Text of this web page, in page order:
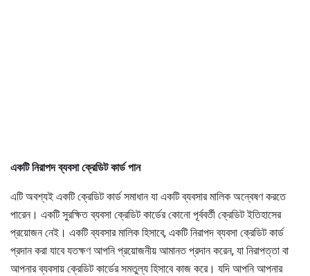
একটি নিরাপদ ব্যবসা ক্রেডিট কার্ড পান
এটি অবশ্যই একটি ক্রেডিট কার্ড সমাধান যা একটি ব্যবসার মালিক অন্বেষণ করতে
পারেন। একটি সুরক্ষিত ব্যবসা ক্রেডিট কার্ডের কোনো পূর্ববর্তী ক্রেডিট ইতিহাসের
প্রয়োজন নেই। একটি ব্যবসার মালিক হিসাবে, একটি নিরাপদ ব্যবসা ক্রেডিট কার্ড
প্রদান করা যাবে যতক্ষণ আপনি প্রয়োজনীয় আমানত প্রদান করেন, যা নিরাপত্তা বা
আপনার ব্যবসায় ক্রেডিট কার্ডের সমতুল্য হিসাবে কাজ করে। যদি আপনি আপনার